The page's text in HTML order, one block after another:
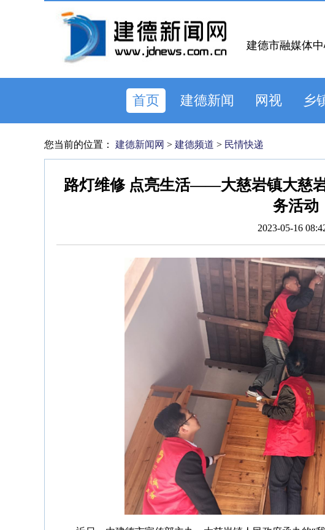
建德市融媒体
首页 建德新闻 网视 乡
您当前的位置： 建德新闻网 > 建德频道 > 民情快递
路灯维修 点亮生活——大慈岩镇大慈
务活动
2023-05-16